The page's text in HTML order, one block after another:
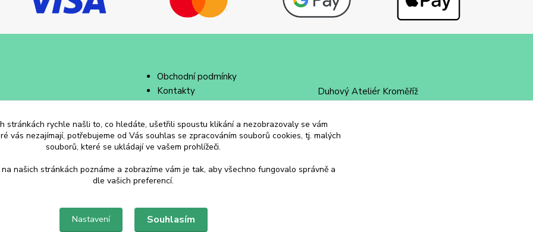
Obchodní podmínky
Kontakty
Duhový Ateliér Kroměříž
+420 734 258 002
stránkách rychle našli to, co hledáte, ušetřili spoustu klikání a nezobrazovaly se vám
vás nezajímají, potřebujeme od Vás souhlas se zpracováním souborů cookies, tj. malých
souborů, které se ukládají ve vašem prohlížeči.
našich stránkách poznáme a zobrazíme vám je tak, aby všechno fungovalo správně a
dle vašich preferencí.
Nastavení Souhlasím